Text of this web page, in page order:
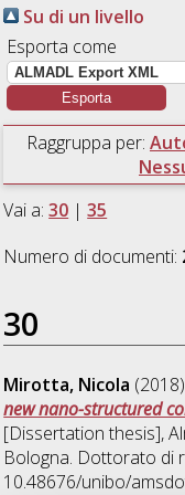
Su di un livello
Esporta come
Raggruppa per:
Vai a:30 |35
Numero di documenti:
30
Mirotta, Nicola
new nano-structured
[Dissertation thesis],
Bologna. Dottorato di
10.48676/unibo/